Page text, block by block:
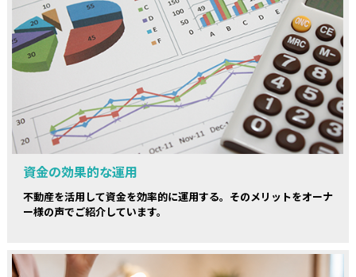
資金の効果的な運用
不動産を活用して資金を効率的に運用する。そのメリットをオーナ
ー様の声でご紹介しています。